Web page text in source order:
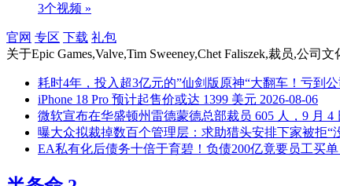
3个视频 »
官网 专区 下载 礼包
关于Epic Games,Valve,Tim Sweeney,Chet Faliszek,裁员,公司
耗时4年，投入超3亿元的”仙剑版原神“大翻车！亏到公
iPhone 18 Pro 预计起售价或达 1399 美元 2026-08-06
微软宣布在华盛顿州雷德蒙德总部裁员 605 人，9 月 4
曝大众拟裁掉数百个管理层：求助猎头安排下家被拒“
EA私有化后债务十倍于育碧！负债200亿竟要员工买单